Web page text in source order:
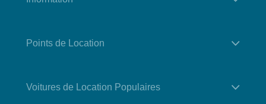
Points de Location
Voitures de Location Populaires